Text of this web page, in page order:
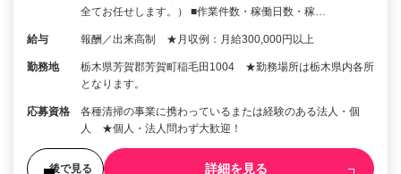
全てお任せします。） ■作業件数・稼働日数・稼…
給与 報酬／出来高制 ★月収例：月給300,000円以上
勤務地
栃木県芳賀郡芳賀町稲毛田1004 ★勤務場所は栃木県内各所
となります。
応募資格
各種清掃の事業に携わっているまたは経験のある法人・個
人 ★個人・法人問わず大歓迎！
後で見る 詳細を見る